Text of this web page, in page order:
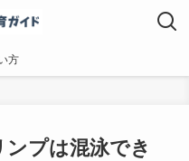
方
プは混泳でき